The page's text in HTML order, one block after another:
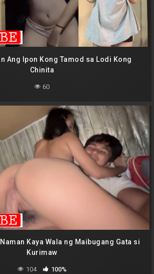
Ang Ipon Kong Tamod sa Lodi Kong
Chinita
60
Kaya Wala ng Maibugang Gata si
Kurimaw
104 100%